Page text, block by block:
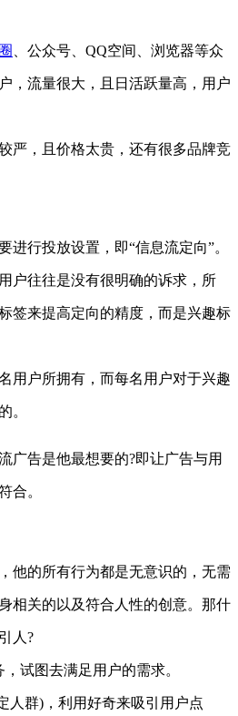
、公众号、QQ空间、浏览器等众
，流量很大，且日活跃量高，用户
严，且价格太贵，还有很多品牌竞
进行投放设置，即“信息流定向”。
户往往是没有很明确的诉求，所
签来提高定向的精度，而是兴趣标
用户所拥有，而每名用户对于兴趣
。
广告是他最想要的?即让广告与用
合。
他的所有行为都是无意识的，无需
相关的以及符合人性的创意。那什
人?
试图去满足用户的需求。
人群)，利用好奇来吸引用户点